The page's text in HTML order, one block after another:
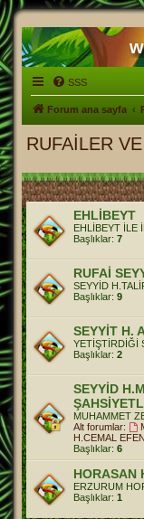
SSS
Forum ana sayfa
RUFAİLER
EHLİBEYT
EHLİBEYT İLE
Başlıklar: 7
RUFAİ
SEYYİD
Başlıklar: 9
SEYYİT H.
YETİŞTİRDİĞİ
Başlıklar: 2
SEYYİD
MUHAMMET
Alt forumlar:
H.CEMAL
Başlıklar: 6
HORASAN
ERZURUM
Başlıklar: 1